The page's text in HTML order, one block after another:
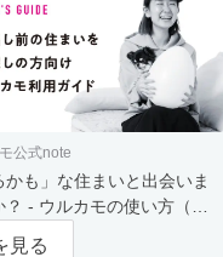
公式note
かも」な住まいと出会いま
？ - ウルカモの使い方（買
向け）
見る